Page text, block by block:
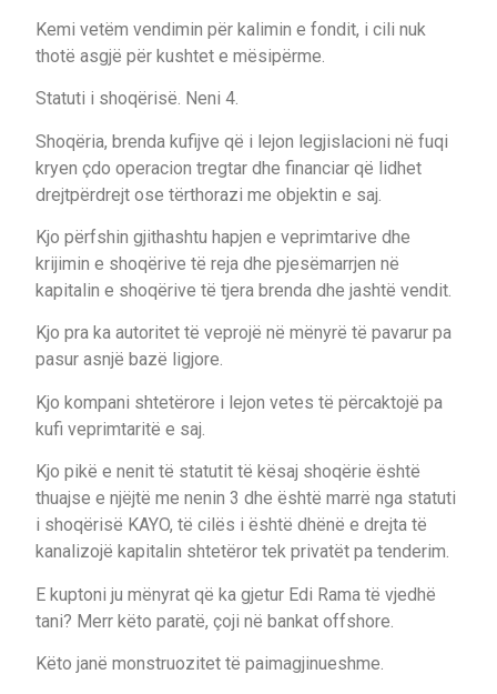
Kemi vetëm vendimin për kalimin e fondit, i cili nuk
thotë asgjë për kushtet e mësipërme.
Statuti i shoqërisë. Neni 4.
Shoqëria, brenda kufijve që i lejon legjislacioni në fuqi
kryen çdo operacion tregtar dhe financiar që lidhet
drejtpërdrejt ose tërthorazi me objektin e saj.
Kjo përfshin gjithashtu hapjen e veprimtarive dhe
krijimin e shoqërive të reja dhe pjesëmarrjen në
kapitalin e shoqërive të tjera brenda dhe jashtë vendit.
Kjo pra ka autoritet të veprojë në mënyrë të pavarur pa
pasur asnjë bazë ligjore.
Kjo kompani shtetërore i lejon vetes të përcaktojë pa
kufi veprimtaritë e saj.
Kjo pikë e nenit të statutit të kësaj shoqërie është
thuajse e njëjtë me nenin 3 dhe është marrë nga statuti
i shoqërisë KAYO, të cilës i është dhënë e drejta të
kanalizojë kapitalin shtetëror tek privatët pa tenderim.
E kuptoni ju mënyrat që ka gjetur Edi Rama të vjedhë
tani? Merr këto paratë, çoji në bankat offshore.
Këto janë monstruozitet të paimagjinueshme.